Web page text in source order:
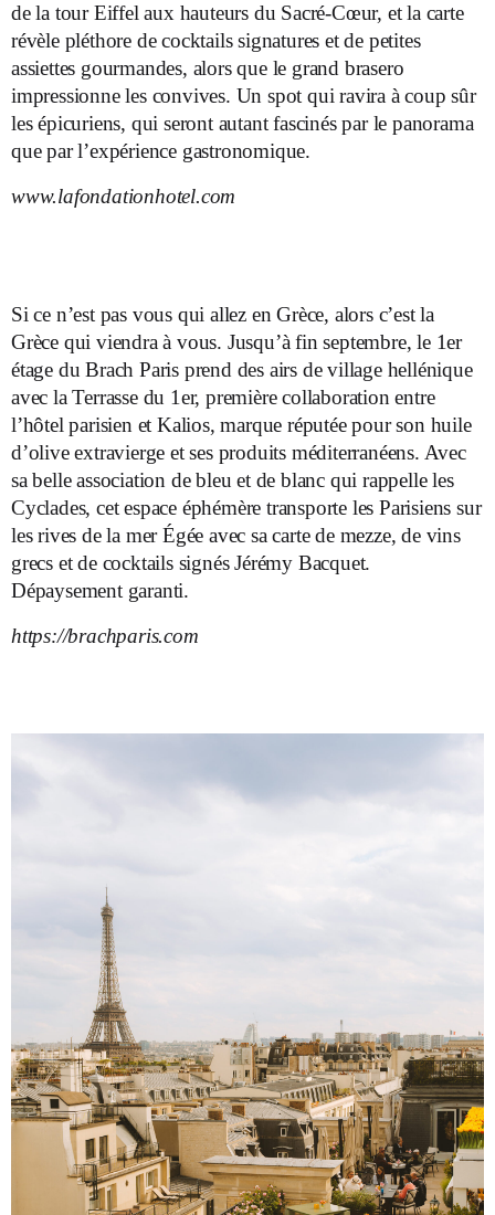
de la tour Eiffel aux hauteurs du Sacré-Cœur, et la carte
révèle pléthore de cocktails signatures et de petites
assiettes gourmandes, alors que le grand brasero
impressionne les convives. Un spot qui ravira à coup sûr
les épicuriens, qui seront autant fascinés par le panorama
que par l’expérience gastronomique.
www.lafondationhotel.com
Si ce n’est pas vous qui allez en Grèce, alors c’est la
Grèce qui viendra à vous. Jusqu’à fin septembre, le 1er
étage du Brach Paris prend des airs de village hellénique
avec la Terrasse du 1er, première collaboration entre
l’hôtel parisien et Kalios, marque réputée pour son huile
d’olive extra­vierge et ses produits méditerranéens. Avec
sa belle association de bleu et de blanc qui rappelle les
Cyclades, cet espace éphémère transporte les Parisiens sur
les rives de la mer Égée avec sa carte de mezze, de vins
grecs et de cocktails signés Jérémy Bacquet.
Dépaysement garanti.
https://brachparis.com